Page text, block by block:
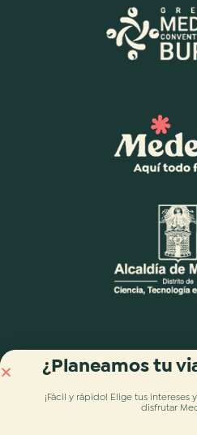
¿Planeamos tu
¡Fácil y rápido! Elige tus intereses
disfrutar